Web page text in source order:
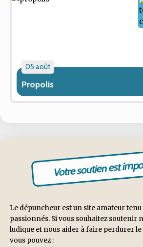
05 août
Propolis
Votre soutien est
Le dépuncheur est un site amateur tenu
passionnés. Si vous souhaitez soutenir
ludique et nous aider à faire perdurer le
vous pouvez :